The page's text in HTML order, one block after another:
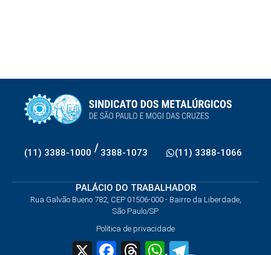
(11) 3388-1000 / 3388-1073 (11) 3388-1066
PALÁCIO DO TRABALHADOR
Rua Galvão Bueno 782, CEP 01506-000 - Bairro da Liberdade,
São Paulo/SP
Política de privacidade
X FacebookThreadsWhatsApp